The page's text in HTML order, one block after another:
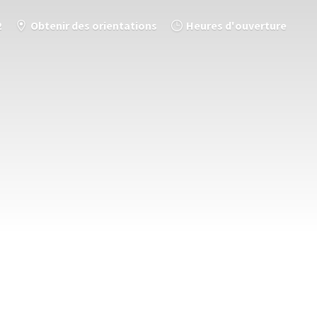
Obtenir des orientations Heures d'ouverture